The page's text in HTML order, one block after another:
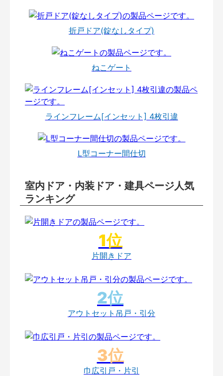
折戸ドア(錠なしタイプ)
ねこゲート
ラインフレーム[インセット] 4枚引違
L型コーナー間仕切
室内ドア・内装ドア・建具ページ人気
ランキング
片開きドア
アウトセット吊戸・引分
巾広引戸・片引